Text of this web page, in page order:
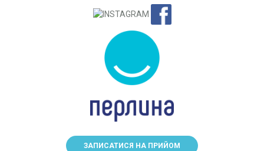
ЗАПИСАТИСЯ НА ПРИЙОМ